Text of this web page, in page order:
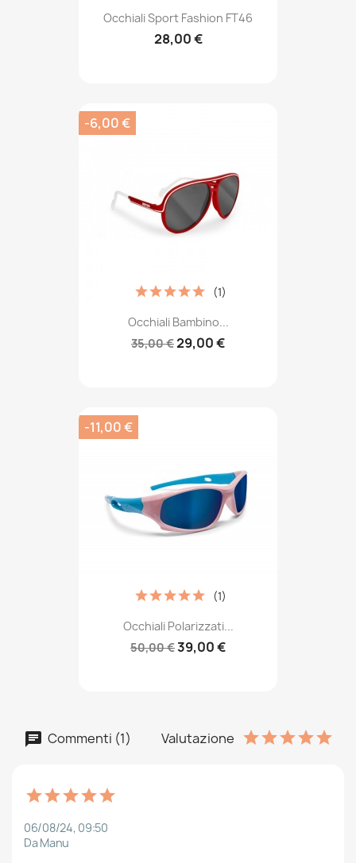
Occhiali Sport Fashion FT46
28,00 €
Occhiali Bambino...
35,00 €29,00 €
(1)
-6,00 €
Occhiali Polarizzati...
50,00 €39,00 €
(1)
-11,00 €
Commenti (1) Valutazione
06/08/24, 09:50
Da Manu